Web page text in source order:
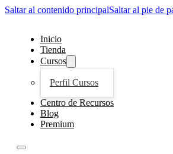
Saltar al contenido principalSaltar al pie de
Inicio
Tienda
Cursos
Perfil Cursos
Centro de Recursos
Blog
Premium